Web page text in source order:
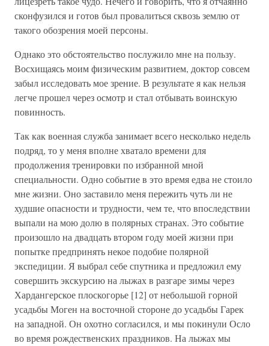
сконфузился и готов был провалиться сквозь землю от
такого обозрения моей персоны.
Однако это обстоятельство послужило мне на пользу.
Восхищаясь моим физическим развитием, доктор совсем
забыл исследовать мое зрение. В результате я как нельзя
легче прошел через осмотр и стал отбывать воинскую
повинность.
Так как военная служба занимает всего несколько недель
подряд, то у меня вполне хватало времени для
продолжения тренировки по избранной мной
специальности. Одно событие в это время едва не стоило
мне жизни. Оно заставило меня пережить чуть ли не
худшие опасности и трудности, чем те, что впоследствии
выпали на мою долю в полярных странах. Это событие
произошло на двадцать втором году моей жизни при
попытке предпринять некое подобие полярной
экспедиции. Я выбрал себе спутника и предложил ему
совершить экскурсию на лыжах в разгаре зимы через
Хардангерское плоскогорье [12] от небольшой горной
усадьбы Моген на восточной стороне до усадьбы Гарек
на западной. Он охотно согласился, и мы покинули Осло
во время рождественских праздников. На лыжах мы